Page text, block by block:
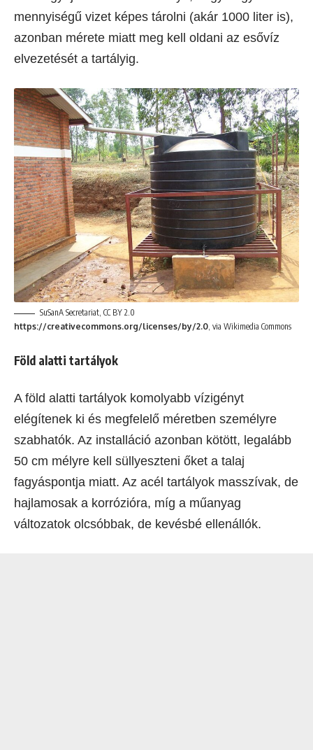
mennyiségű vizet képes tárolni (akár 1000 liter is),
azonban mérete miatt meg kell oldani az esővíz
elvezetését a tartályig.
SuSanA Secretariat, CC BY 2.0
https://creativecommons.org/licenses/by/2.0, via Wikimedia Commons
Föld alatti tartályok
A föld alatti tartályok komolyabb vízigényt
elégítenek ki és megfelelő méretben személyre
szabhatók. Az installáció azonban kötött, legalább
50 cm mélyre kell süllyeszteni őket a talaj
fagyáspontja miatt. Az acél tartályok masszívak, de
hajlamosak a korrózióra, míg a műanyag
változatok olcsóbbak, de kevésbé ellenállók.